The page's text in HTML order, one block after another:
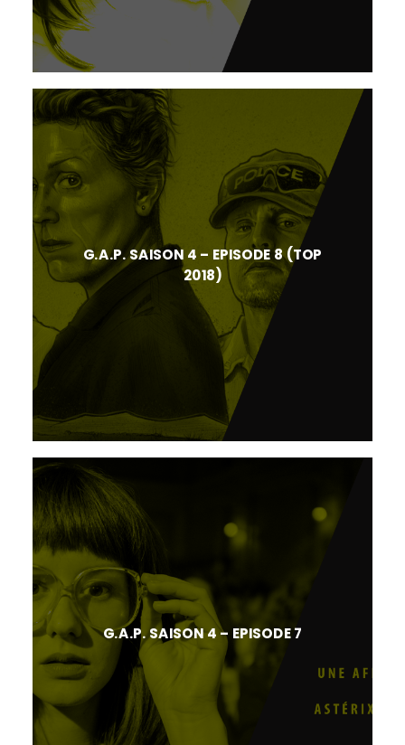
G.A.P. SAISON 4 – EPISODE 8 (TOP
2018)
G.A.P. SAISON 4 – EPISODE 7